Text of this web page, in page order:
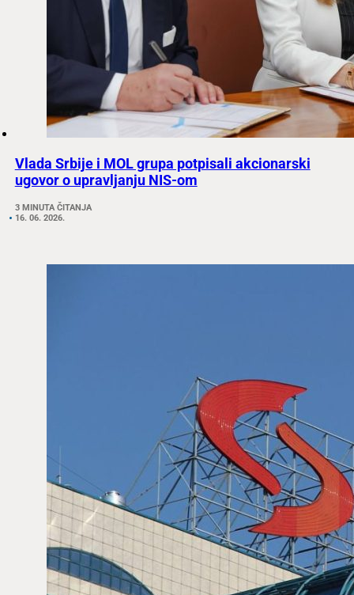
Vlada Srbije i MOL grupa potpisali akcionarski
ugovor o upravljanju NIS-om
3 MINUTA ČITANJA
16. 06. 2026.